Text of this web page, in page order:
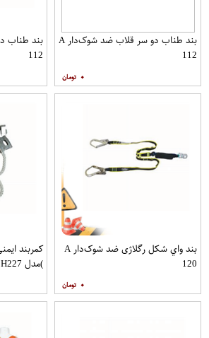
بند طناب دو سر قلاب ضد شوک‌دار A
112
۰
112
بند واي شكل رگلاژی ضد شوک‌دار A
120
۰
)مدل H227